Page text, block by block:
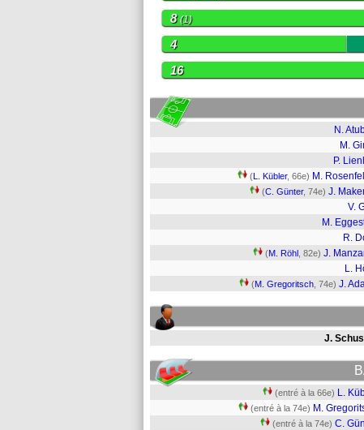
8(1)
4
16
N.
M.
P.
(L. Kübler, 66e) M.
(C. Günter, 74e) J.
V.
M.
R.
(M. Röhl , 82e) J.
L.
(M. Gregoritsch , 74e) J.
J.
(entré à la 66e) L.
(entré à la 74e) M.
(entré à la 74e) C.